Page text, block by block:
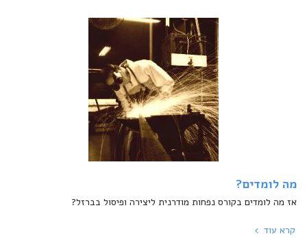
מה לומדים?
אז מה לומדים בקורס נפחות מודרנית ליצירה ופיסול בברזל?
קרא עוד